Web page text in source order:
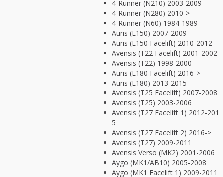
4-Runner (N210) 2003-2009
4-Runner (N280) 2010->
4-Runner (N60) 1984-1989
Auris (E150) 2007-2009
Auris (E150 Facelift) 2010-2012
Avensis (T22 Facelift) 2001-2002
Avensis (T22) 1998-2000
Auris (E180 Facelift) 2016->
Auris (E180) 2013-2015
Avensis (T25 Facelift) 2007-2008
Avensis (T25) 2003-2006
Avensis (T27 Facelift 1) 2012-201
5
Avensis (T27 Facelift 2) 2016->
Avensis (T27) 2009-2011
Avensis Verso (MK2) 2001-2006
Aygo (MK1/AB10) 2005-2008
Aygo (MK1 Facelift 1) 2009-2011